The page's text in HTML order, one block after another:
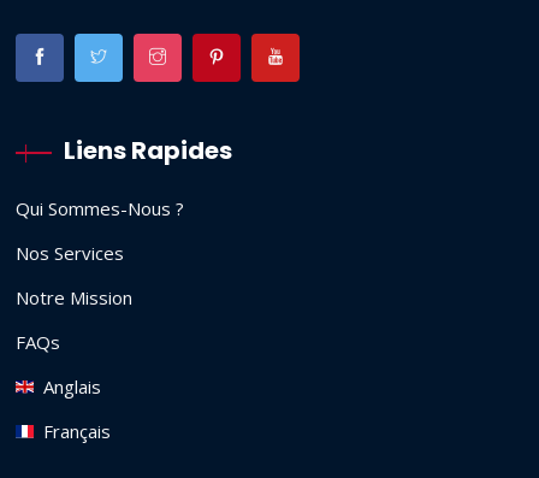
Liens Rapides
Qui Sommes-Nous ?
Nos Services
Notre Mission
FAQs
Anglais
Français